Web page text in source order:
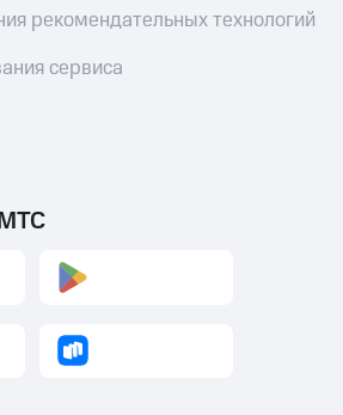
рекомендательных технологий
сервиса